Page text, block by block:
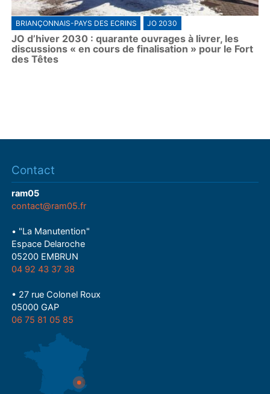
BRIANÇONNAIS-PAYS DES ECRINS JO 2030
JO d’hiver 2030 : quarante ouvrages à livrer, les
discussions « en cours de finalisation » pour le Fort
des Têtes
Contact
ram05
contact@ram05.fr
• "La Manutention"
Espace Delaroche
05200 EMBRUN
04 92 43 37 38
• 27 rue Colonel Roux
05000 GAP
06 75 81 05 85